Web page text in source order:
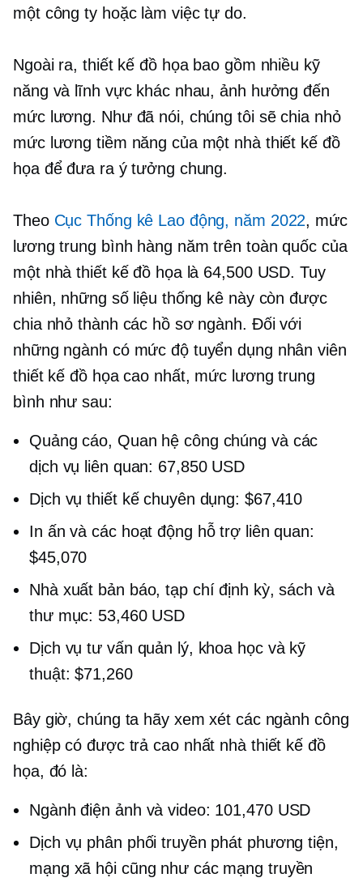
một công ty hoặc làm việc tự do.
Ngoài ra, thiết kế đồ họa bao gồm nhiều kỹ
năng và lĩnh vực khác nhau, ảnh hưởng đến
mức lương. Như đã nói, chúng tôi sẽ chia nhỏ
mức lương tiềm năng của một nhà thiết kế đồ
họa để đưa ra ý tưởng chung.
Theo Cục Thống kê Lao động, năm 2022, mức
lương trung bình hàng năm trên toàn quốc của
một nhà thiết kế đồ họa là 64,500 USD. Tuy
nhiên, những số liệu thống kê này còn được
chia nhỏ thành các hồ sơ ngành. Đối với
những ngành có mức độ tuyển dụng nhân viên
thiết kế đồ họa cao nhất, mức lương trung
bình như sau:
Quảng cáo, Quan hệ công chúng và các
dịch vụ liên quan: 67,850 USD
Dịch vụ thiết kế chuyên dụng: $67,410
In ấn và các hoạt động hỗ trợ liên quan:
$45,070
Nhà xuất bản báo, tạp chí định kỳ, sách và
thư mục: 53,460 USD
Dịch vụ tư vấn quản lý, khoa học và kỹ
thuật: $71,260
Bây giờ, chúng ta hãy xem xét các ngành công
nghiệp cóđược trả cao nhất nhà thiết kế đồ
họa, đó là:
Ngành điện ảnh và video: 101,470 USD
Dịch vụ phân phối truyền phát phương tiện,
mạng xã hội cũng như các mạng truyền